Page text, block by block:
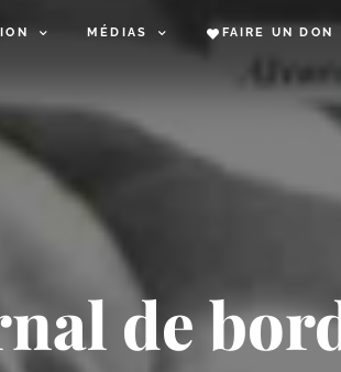
MÉDIAS FAIRE UN DON
de